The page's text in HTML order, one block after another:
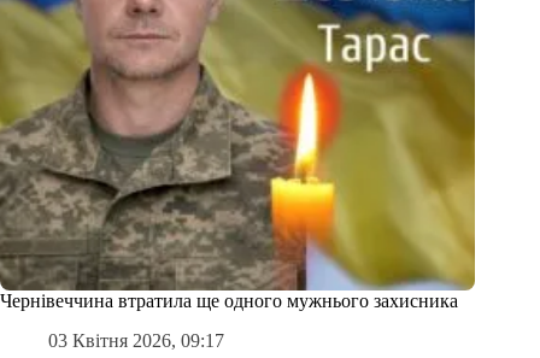
Чернівеччина втратила ще одного мужнього захисника
03 Квітня 2026, 09:17